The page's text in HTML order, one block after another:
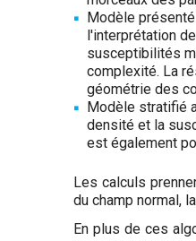
Modèle
l'interprétation
susceptibilités
complexité. La
géométrie des
Modèle stratifié
densité et la
est également
Les calculs
du champ normal,
En plus de ces